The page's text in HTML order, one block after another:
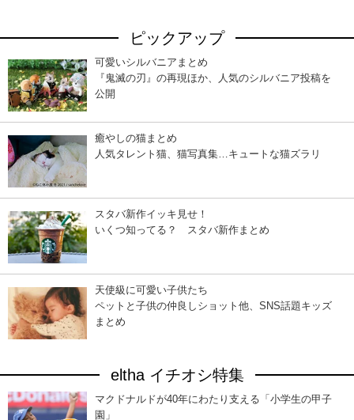
ピックアップ
可愛いシルバニアまとめ
『鬼滅の刃』の再現ほか、人気のシルバニア投稿を
公開
癒やしの猫まとめ
人気タレント猫、猫写真集…キュートな猫ズラリ
スタバ新作イッキ見せ！
いくつ知ってる？ スタバ新作まとめ
天使級に可愛い子供たち
ペットと子供の仲良しショット他、SNS話題キッズ
まとめ
eltha イチオシ特集
マクドナルドが40年にわたり支える「小学生の甲子
園」